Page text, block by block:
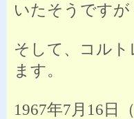
いたそうですが
そして、コルト
ます。
1967年7月16日